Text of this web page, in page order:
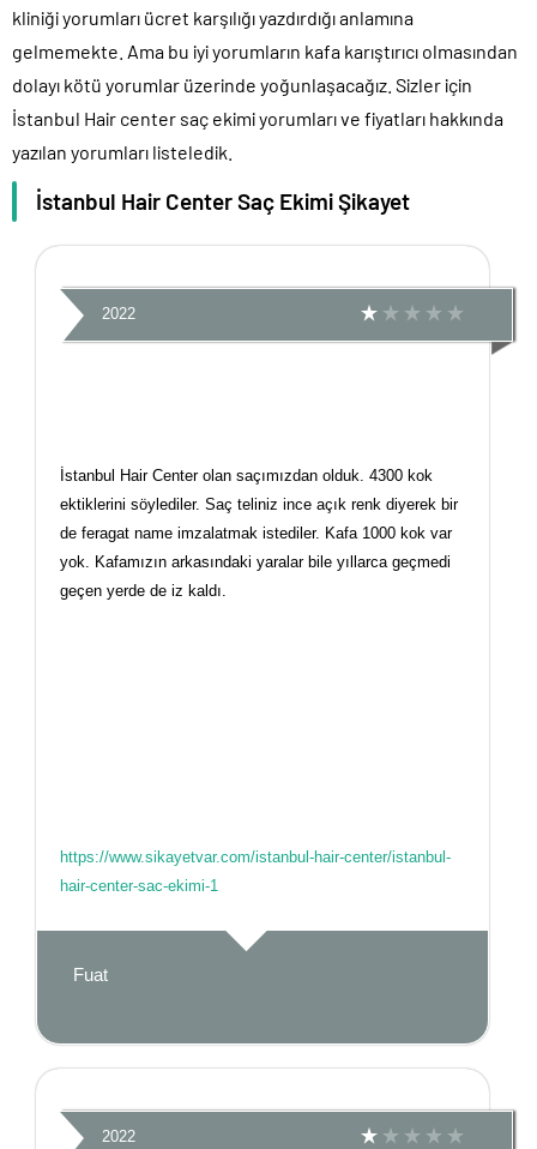
kliniği yorumları ücret karşılığı yazdırdığı anlamına
gelmemekte. Ama bu iyi yorumların kafa karıştırıcı olmasından
dolayı kötü yorumlar üzerinde yoğunlaşacağız. Sizler için
İstanbul Hair center saç ekimi yorumları ve fiyatları hakkında
yazılan yorumları listeledik.
İstanbul Hair Center Saç Ekimi Şikayet
2022
İstanbul Hair Center olan saçımızdan olduk. 4300 kok
ektiklerini söylediler. Saç teliniz ince açık renk diyerek bir
de feragat name imzalatmak istediler. Kafa 1000 kok var
yok. Kafamızın arkasındaki yaralar bile yıllarca geçmedi
geçen yerde de iz kaldı.
https://www.sikayetvar.com/istanbul-hair-center/istanbul-
hair-center-sac-ekimi-1
Fuat
2022